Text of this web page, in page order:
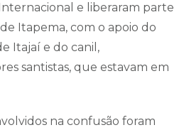
e liberaram parte
Itapema, com o apoio do
Itajaí e do canil,
santistas, que estavam em
na confusão foram